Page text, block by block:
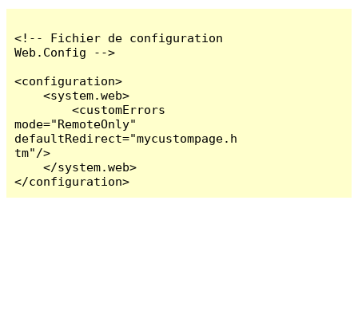
<!-- Fichier de configuration
Web.Config -->
<configuration>
    <system.web>
        <customErrors
mode="RemoteOnly"
defaultRedirect="mycustompage.h
tm"/>
    </system.web>
</configuration>